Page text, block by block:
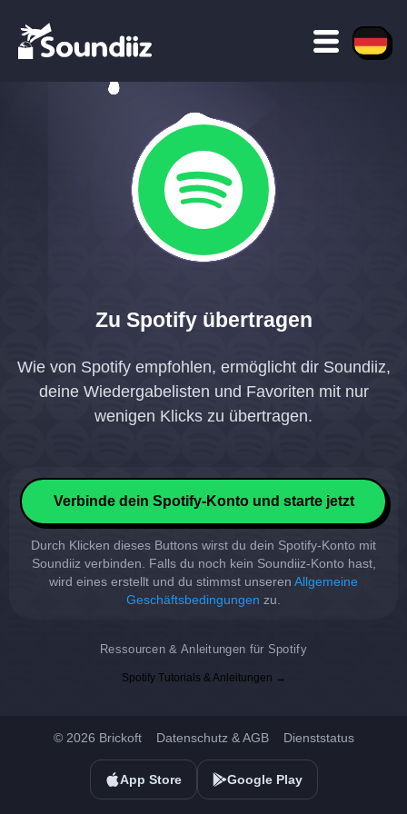
Zu Spotify übertragen
Wie von Spotify empfohlen, ermöglicht dir Soundiiz,
deine Wiedergabelisten und Favoriten mit nur
wenigen Klicks zu übertragen.
Verbinde dein Spotify-Konto und starte jetzt
Durch Klicken dieses Buttons wirst du dein Spotify-Konto mit
Soundiiz verbinden. Falls du noch kein Soundiiz-Konto hast,
wird eines erstellt und du stimmst unseren Allgemeine
Geschäftsbedingungen zu.
Ressourcen & Anleitungen für Spotify
Spotify Tutorials & Anleitungen →
© 2026 Brickoft Datenschutz & AGB Dienststatus
App Store Google Play